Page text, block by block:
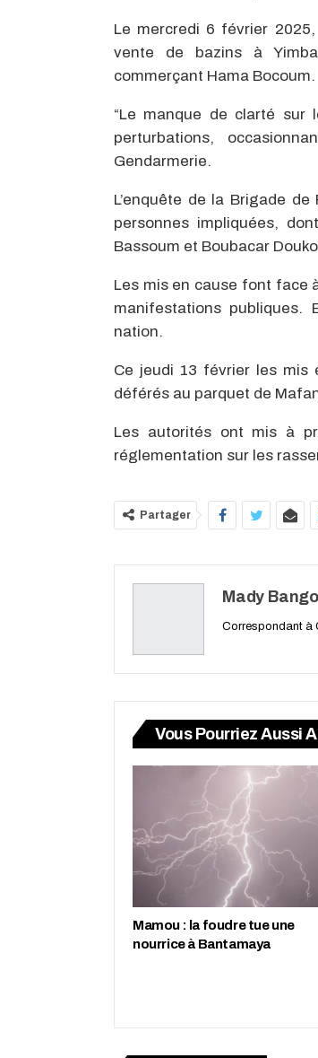
Le mercredi 6 février
vente de bazins à
commerçant Hama Bocoum.
“Le manque de clarté
perturbations,
Gendarmerie.
L’enquête de la Brigade
personnes impliquées,
Bassoum et Boubacar
Les mis en cause font face
manifestations publiques.
nation.
Ce jeudi 13 février les mis
déférés au parquet de
Les autorités ont mis à
réglementation sur les
Partager
Mady
Correspondant à
Vous Pourriez Aussi
Mamou : la foudre tue une
nourrice à Bantamaya